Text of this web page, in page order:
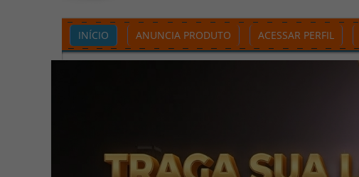
INÍCIO ANUNCIA PRODUTO ACESSAR PERFIL